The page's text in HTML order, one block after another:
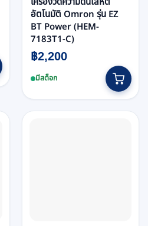
อัตโนมัติ Omron รุ่น EZ
BT Power (HEM-
7183T1-C)
฿2,200
มีสต็อก